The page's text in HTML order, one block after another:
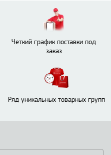
Четкий график поставки под
заказ
Ряд уникальных товарных групп